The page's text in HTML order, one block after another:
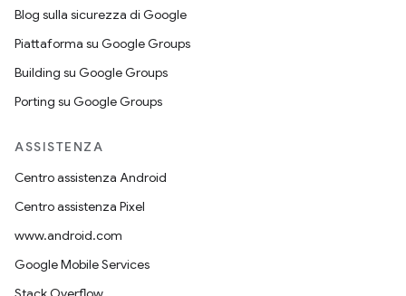
Blog sulla sicurezza di Google
Piattaforma su Google Groups
Building su Google Groups
Porting su Google Groups
ASSISTENZA
Centro assistenza Android
Centro assistenza Pixel
www.android.com
Google Mobile Services